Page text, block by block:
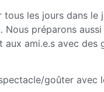
les jours dans le
préparons
ami.e.s avec des
goûter avec